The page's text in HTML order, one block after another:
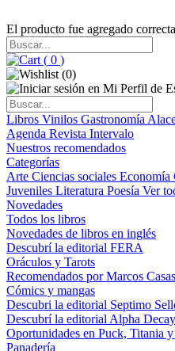
El producto fue agregado
( 0 )
(0)
Libros Vinilos Gastronomía
Agenda Revista Intervalo
Nuestros recomendados
Categorías
Arte Ciencias sociales Economía
Juveniles Literatura Poesía Ver
Novedades
Todos los libros
Novedades de libros en inglés
Descubrí la editorial FERA
Oráculos y Tarots
Recomendados por Marcos Casas
Cómics y mangas
Descubri la editorial Septimo
Descubrí la editorial Alpha Decay
Oportunidades en Puck, Titania
Panadería